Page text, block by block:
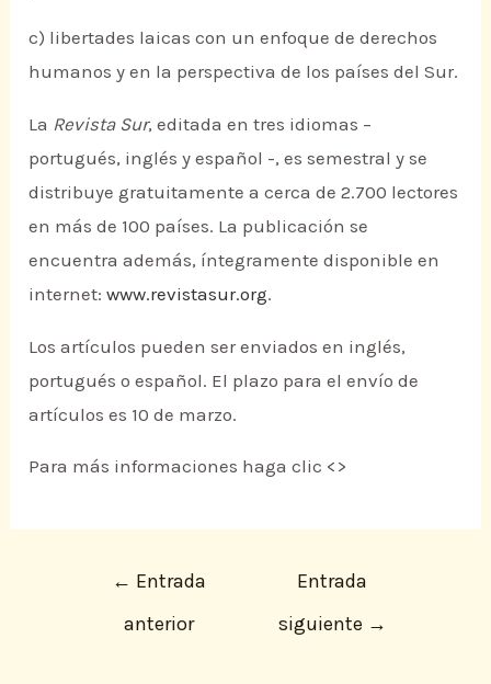
c) libertades laicas con un enfoque de derechos
humanos y en la perspectiva de los países del Sur.
La Revista Sur, editada en tres idiomas –
portugués, inglés y español -, es semestral y se
distribuye gratuitamente a cerca de 2.700 lectores
en más de 100 países. La publicación se
encuentra además, íntegramente disponible en
internet:www.revistasur.org.
Los artículos pueden ser enviados en inglés,
portugués o español. El plazo para el envío de
artículos es 10 de marzo.
Para más informaciones haga clic < >
← Entrada
anterior
Entrada
siguiente →